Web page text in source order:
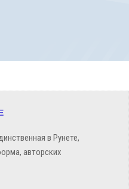
в Рунете,
авторских